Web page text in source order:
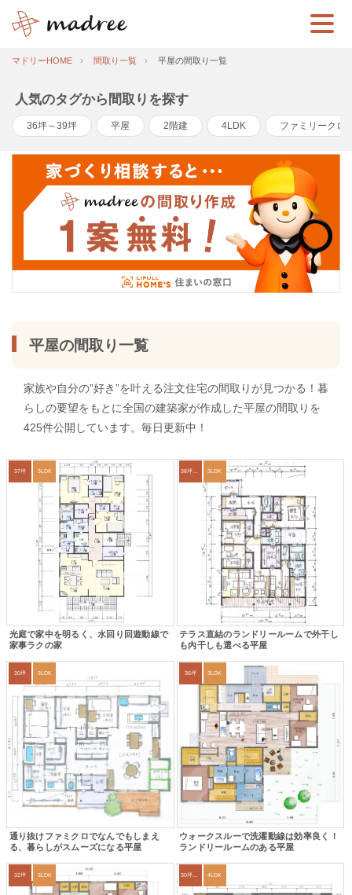
マドリーHOME 間取り一覧 平屋の間取り一覧
人気のタグから間取りを探す
36坪～39坪 平屋 2階建 4LDK ファミリークロ
平屋の間取り一覧
家族や自分の”好き”を叶える注文住宅の間取りが見つかる！暮
らしの要望をもとに全国の建築家が作成した平屋の間取りを
425件公開しています。毎日更新中！
37坪 3LDK
光庭で家中を明るく、水回り回遊動線で
家事ラクの家
36坪～39坪 3LDK
テラス直結のランドリールームで外干し
も内干しも選べる平屋
30坪 3LDK
通り抜けファミクロでなんでもしまえ
る、暮らしがスムーズになる平屋
36坪 3LDK
ウォークスルーで洗濯動線は効率良く！
ランドリールームのある平屋
32坪 3LDK 30坪～33坪 4LDK